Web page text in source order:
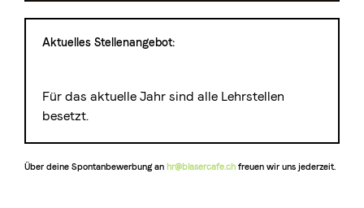
Aktuelles Stellenangebot:
Für das aktuelle Jahr sind alle Lehrstellen
besetzt.
Über deine Spontanbewerbung an hr@blasercafe.ch freuen wir uns jederzeit.